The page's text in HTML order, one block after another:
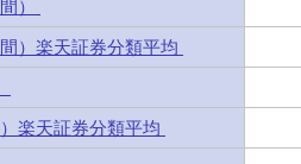
）
）楽天証券分類平均
楽天証券分類平均